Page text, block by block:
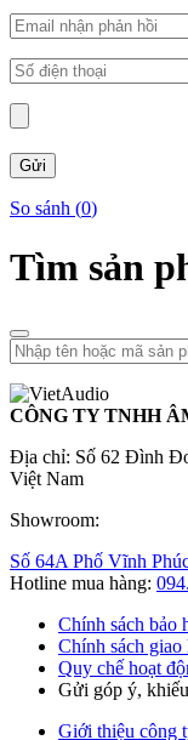
So sánh (0)
Tìm sản
CÔNG TY TNHH
Địa chỉ: Số 62 Đình
Việt Nam
Showroom:
Số 64A Phố Vĩnh
Hotline mua hàng:
Chính sách bảo
Chính sách giao
Quy chế hoạt
Gửi góp ý,
Giới thiệu công